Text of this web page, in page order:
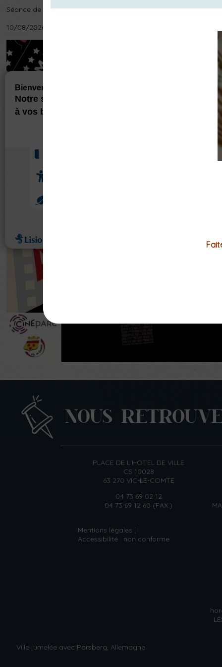
Séance de ciné ANNULÉE : La bataille de Gaulle : l'âge de fer
10/08/2026
NOUS
PLACE DE L'HOTEL DE VILLE
CS 10028
63 270 VIC-LE-COMTE
04 73 69 02 12
04 73 69 12 60 (FAX.)
Mentions légales
Accessibilité : non conforme
Ville jumelée avec Parsberg, Allemagne